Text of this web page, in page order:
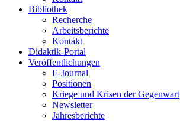
Bibliothek
Recherche
Arbeitsberichte
Kontakt
Didaktik-Portal
Veröffentlichungen
E­-Journal
Positionen
Kriege und Krisen der Gegenwart
Newsletter
Jahresberichte